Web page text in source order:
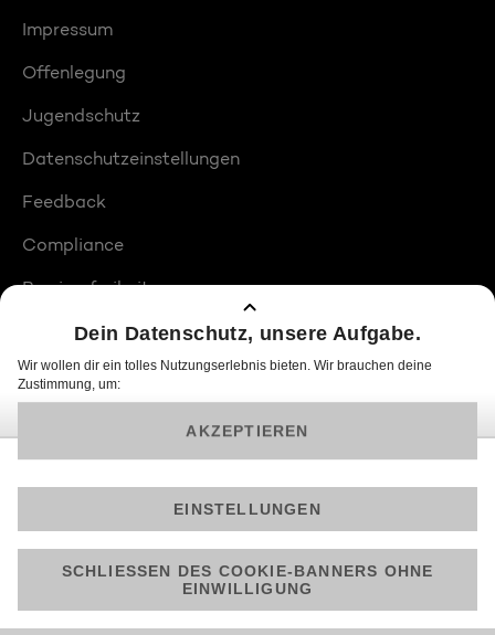
Impressum
Offenlegung
Jugendschutz
Datenschutzeinstellungen
Feedback
Compliance
Barrierefreiheit
Produktplatzierungen